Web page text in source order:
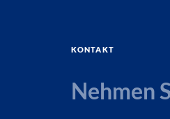
Kontakt
Nehmen